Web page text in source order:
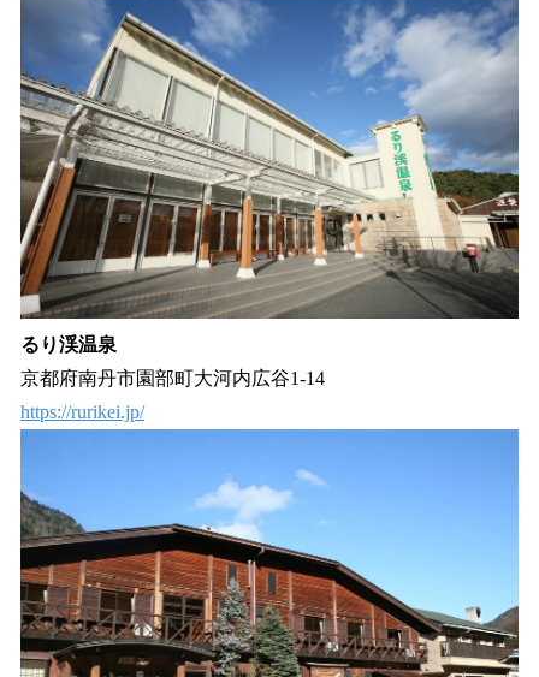
るり渓温泉
京都府南丹市園部町大河内広谷1-14
https://rurikei.jp/